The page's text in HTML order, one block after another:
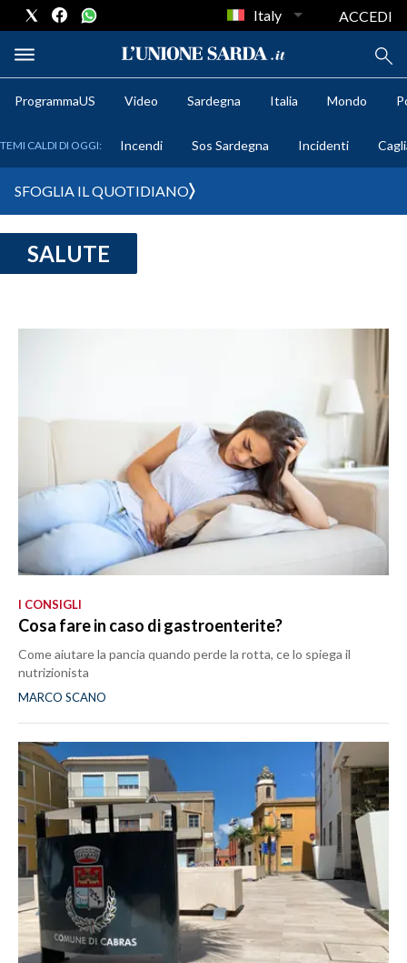
VIDEO
FOTO
MEDIO CAMPIDANO
ORISTANO E PROVINCIA
SASSARI E PROVINCIA
GALLURA
NUORO E PROVINCIA
OGLIASTRA
AGENDA
CRONACA
ITALIA
MONDO
POLITICA
ECONOMIA
SERVIZI ALLE IMPRESE
LAVORO
BANDI
SPORT IN SARDEGNA
SPORT
Italy ACCEDI
ProgrammaUS Video Sardegna Italia Mondo
TEMI CALDI DI OGGI: Incendi Sos Sardegna Incidenti
SFOGLIA IL QUOTIDIANO
SALUTE
I CONSIGLI
Cosa fare in caso di gastroenterite?
Come aiutare la pancia quando perde la rotta, ce lo spiega il
nutrizionista
MARCO SCANO